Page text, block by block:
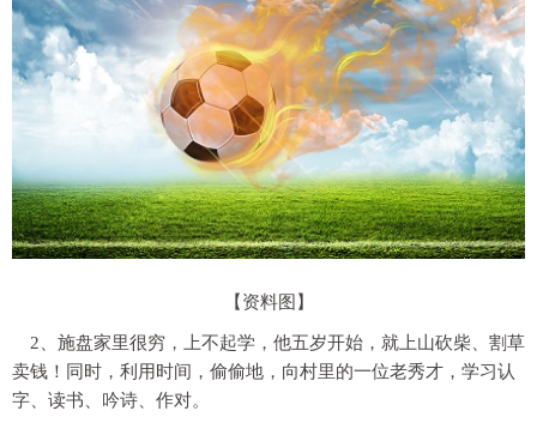
【资料图】
2、施盘家里很穷，上不起学，他五岁开始，就上山砍柴、割草
卖钱！同时，利用时间，偷偷地，向村里的一位老秀才，学习认
字、读书、吟诗、作对。